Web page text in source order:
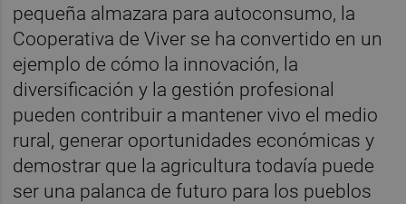
pequeña almazara para autoconsumo, la
Cooperativa de Viver se ha convertido en un
ejemplo de cómo la innovación, la
diversificación y la gestión profesional
pueden contribuir a mantener vivo el medio
rural, generar oportunidades económicas y
demostrar que la agricultura todavía puede
ser una palanca de futuro para los pueblos